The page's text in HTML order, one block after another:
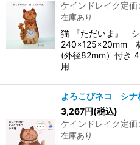
ケインドレイク定価:
在庫あり
猫 『ただいま』 シ
240×125×20mm
(外径82mm）付き
用
よろこびネコ シナ
3,267円(税込)
ケインドレイク定価:
在庫あり